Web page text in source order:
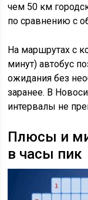
чем 50 км
по сравнению с
На маршрутах с
минут) автобус
ожидания без
заранее. В
интервалы не
Плюсы и
в часы пик